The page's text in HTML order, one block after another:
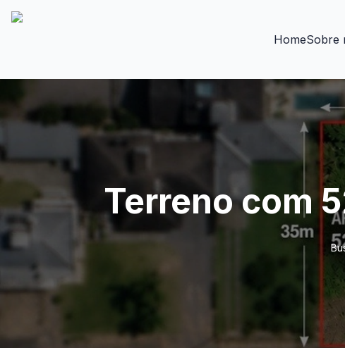
HomeSobre
Terreno com